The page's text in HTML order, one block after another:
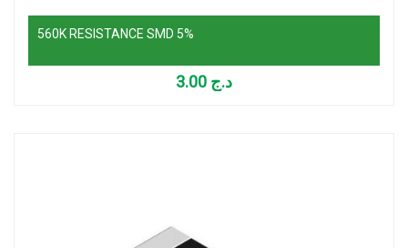
560K RESISTANCE SMD 5%
د.ج